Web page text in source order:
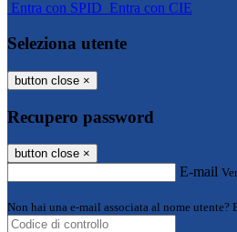
Entra con SPID Entra con CIE
Seleziona utente
button close ×
Recupero password
button close ×
E-mail
Non hai una e-mail associata al nome